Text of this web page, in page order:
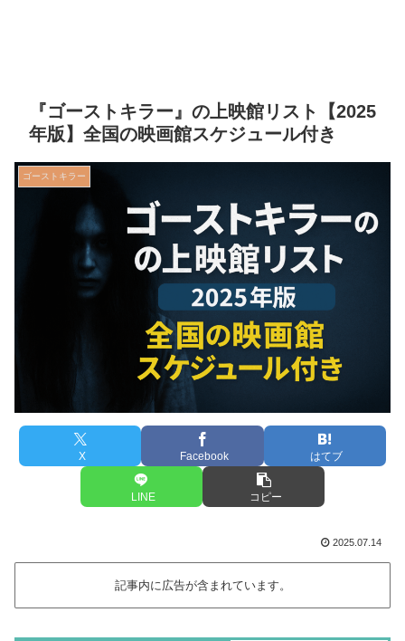
『ゴーストキラー』の上映館リスト【2025
年版】全国の映画館スケジュール付き
ゴーストキラー
X Facebook はてブ
LINE コピー
2025.07.14
記事内に広告が含まれています。